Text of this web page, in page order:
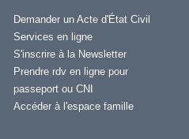
Demander un Acte d'État Civil
Services en ligne
S'inscrire à la Newsletter
Prendre rdv en ligne pour
passeport ou CNI
Accéder à l'espace famille